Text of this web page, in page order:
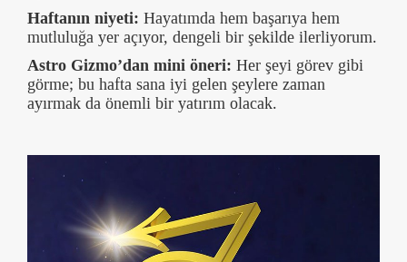
Haftanın niyeti: Hayatımda hem başarıya hem
mutluluğa yer açıyor, dengeli bir şekilde ilerliyorum.
Astro Gizmo’dan mini öneri: Her şeyi görev gibi
görme; bu hafta sana iyi gelen şeylere zaman
ayırmak da önemli bir yatırım olacak.